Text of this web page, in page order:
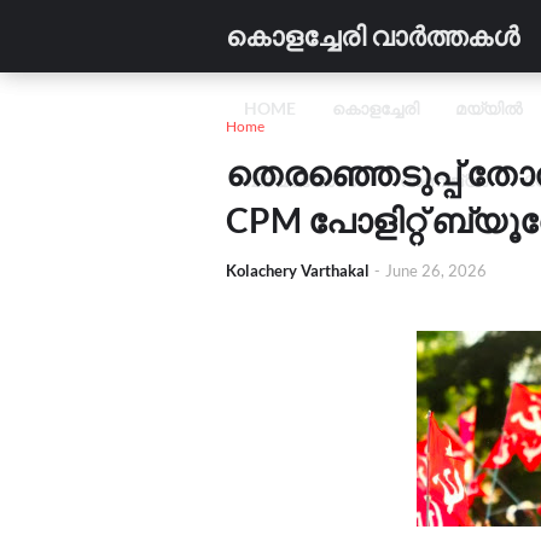
കൊളച്ചേരി വാർത്തകൾ
HOME കൊളച്ചേരി മയ്യിൽ
വിദ്യാഭ്യാസം വാണിജ്യം
Home
തെരഞ്ഞെടുപ്പ്
CPM പോളിറ്റ്
Kolachery Varthakal - June 26, 2026